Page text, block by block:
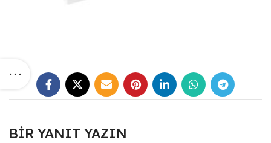
BIR YANIT YAZIN